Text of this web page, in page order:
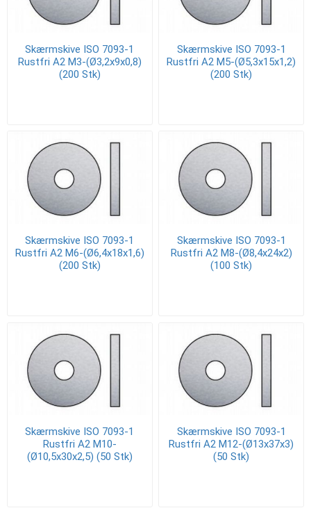
Skærmskive ISO 7093-1
Rustfri A2 M3-(Ø3,2x9x0,8)
(200 Stk)
Skærmskive ISO 7093-1
Rustfri A2 M5-(Ø5,3x15x1,2)
(200 Stk)
Skærmskive ISO 7093-1
Rustfri A2 M6-(Ø6,4x18x1,6)
(200 Stk)
Skærmskive ISO 7093-1
Rustfri A2 M8-(Ø8,4x24x2)
(100 Stk)
Skærmskive ISO 7093-1
Rustfri A2 M10-
(Ø10,5x30x2,5) (50 Stk)
Skærmskive ISO 7093-1
Rustfri A2 M12-(Ø13x37x3)
(50 Stk)